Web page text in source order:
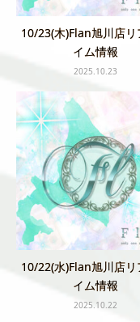
10/23(木)Flan旭川店リ
イム情報
2025.10.23
10/22(水)Flan旭川店リ
イム情報
2025.10.22